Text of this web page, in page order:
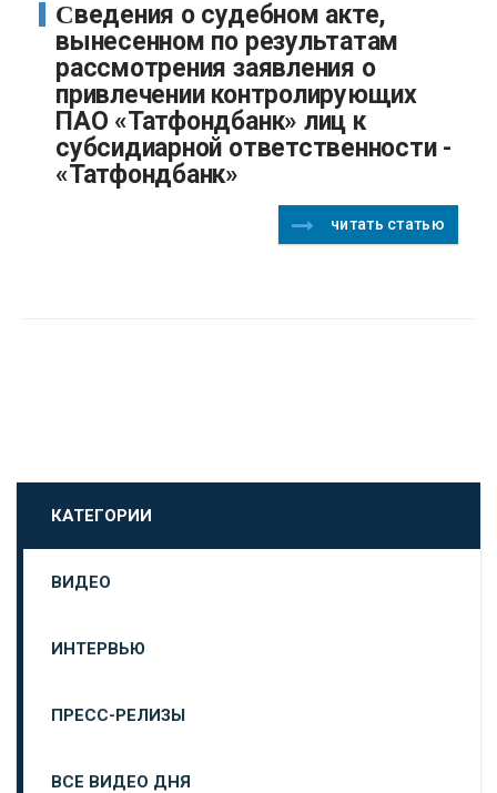
Сведения о судебном акте,
вынесенном по результатам
рассмотрения заявления о
привлечении контролирующих
ПАО «Татфондбанк» лиц к
субсидиарной ответственности -
«Татфондбанк»
читать статью
КАТЕГОРИИ
ВИДЕО
ИНТЕРВЬЮ
ПРЕСС-РЕЛИЗЫ
ВСЕ ВИДЕО ДНЯ